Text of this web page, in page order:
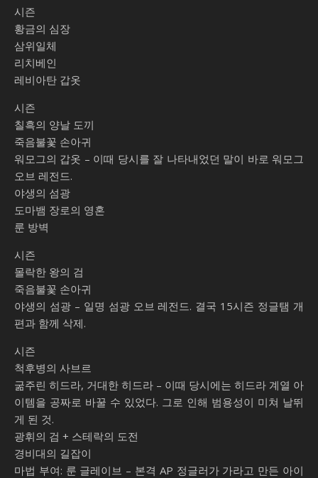
시즌
황금의 심장
삼위일체
리치베인
레비아탄 갑옷
시즌
칠흑의 양날 도끼
죽음불꽃 손아귀
워모그의 갑옷 – 이때 당시를 잘 나타내었던 말이 바로 워모그
오브 레전드.
야생의 섬광
도마뱀 장로의 영혼
룬 방벽
시즌
몰락한 왕의 검
죽음불꽃 손아귀
야생의 섬광 – 일명 섬광 오브 레전드. 결국 15시즌 정글탬 개
편과 함께 삭제.
시즌
척후병의 사브르
굶주린 히드라, 거대한 히드라 – 이때 당시에는 히드라 계열 아
이템을 공짜로 바꿀 수 있었다. 그로 인해 범용성이 미쳐 날뛰
게 된 것.
광휘의 검 + 스테락의 도전
경비대의 길잡이
마법 부여: 룬 글레이브 – 본격 AP 정글러가 가라고 만든 아이